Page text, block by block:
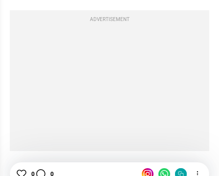
ADVERTISEMENT
0 0